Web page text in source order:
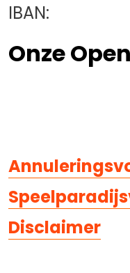
IBAN:
Onze
Disclaimer